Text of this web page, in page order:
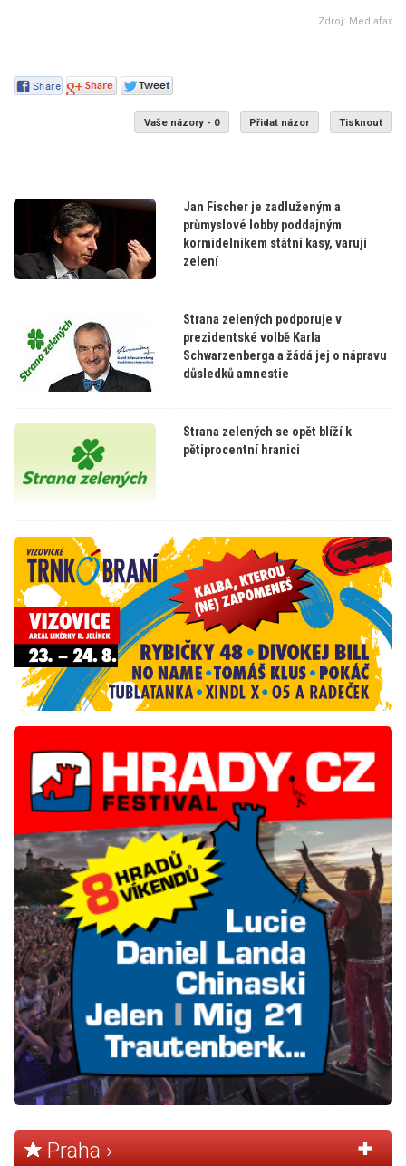
Zdroj: Mediafax
Vaše názory - 0 Přidat názor Tisknout
Jan Fischer je zadluženým a
průmyslové lobby poddajným
kormidelníkem státní kasy, varují
zelení
Strana zelených podporuje v
prezidentské volbě Karla
Schwarzenberga a žádá jej o nápravu
důsledků amnestie
Strana zelených se opět blíží k
pětiprocentní hranici
Praha ›